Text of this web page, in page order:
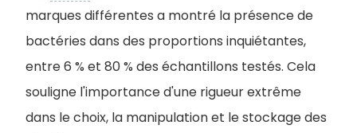
marques différentes a montré la présence de
bactéries dans des proportions inquiétantes,
entre 6 % et 80 % des échantillons testés. Cela
souligne l'importance d'une rigueur extrême
dans le choix, la manipulation et le stockage des